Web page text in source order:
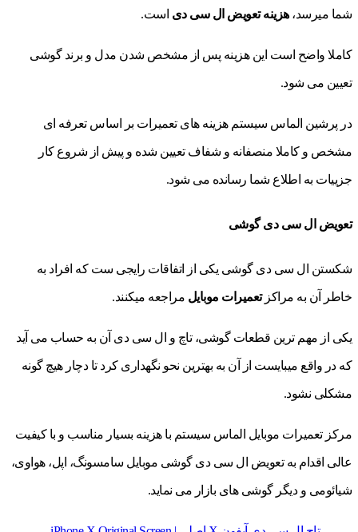
شما میرسد،هزینه تعویض ال سی دی است.
کاملا واضح است این هزینه پس از مشخص شدن مدل و برند گوشی
تعیین می شود.
در پرشین الماس سیستم هزینه های تعمیرات بر اساس تعرفه ای
مشخص و کاملا منصفانه و شفاف تعیین شده و پیش از شروع کار
جزییات به اطلاع شما رسانده می شود.
تعویض ال سی دی گوشی
شکستن ال سی دی گوشی یکی از اتفاقات رایجی ست که افراد به
خاطر آن به مراکزتعمیرات موبایل مراجعه میکنند.
یکی از مهم ترین قطعات گوشی، تاچ و ال سی دی آن به حساب می آید
که در واقع میبایست از آن به بهترین نحو نگهداری کرد تا دچار هیچ گونه
مشکلی نشود.
مرکز تعمیرات موبایل الماس سیستم با هزینه بسیار مناسب و با کیفیت
عالی اقدام به تعویض ال سی دی گوشی موبایل سامسونگ، اپل، هواوی،
شیائومی و دیگر گوشی های بازار می نماید.